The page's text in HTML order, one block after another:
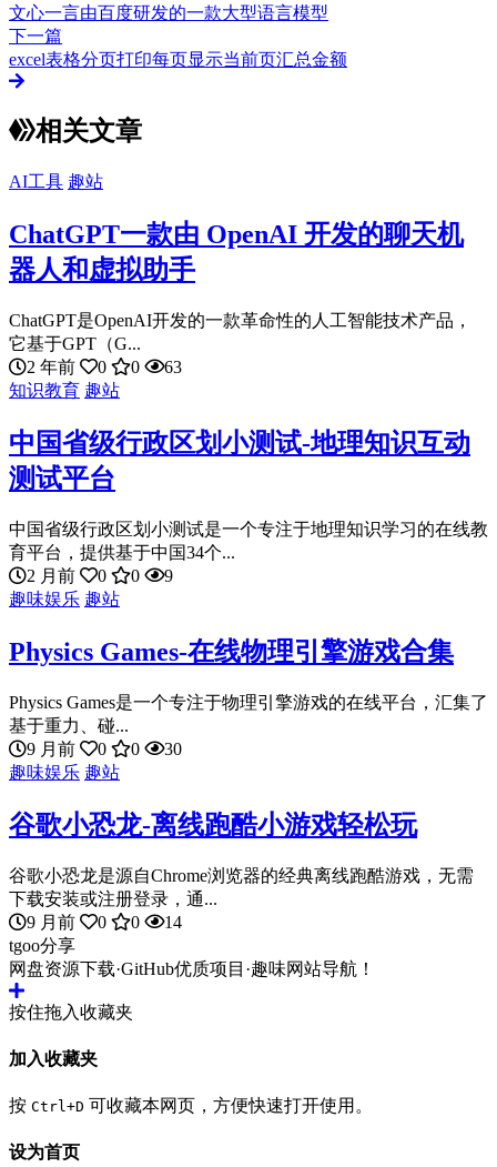
文心一言由百度研发的一款大型语言模型
下一篇
excel表格分页打印每页显示当前页汇总金额
相关文章
AI工具 趣站
ChatGPT一款由 OpenAI 开发的聊天机
器人和虚拟助手
ChatGPT是OpenAI开发的一款革命性的人工智能技术产品，
它基于GPT（G...
2 年前
0 0
63
知识教育 趣站
中国省级行政区划小测试-地理知识互动
测试平台
中国省级行政区划小测试是一个专注于地理知识学习的在线教
育平台，提供基于中国34个...
2 月前
0 0
9
趣味娱乐 趣站
Physics Games-在线物理引擎游戏合集
Physics Games是一个专注于物理引擎游戏的在线平台，汇集了
基于重力、碰...
9 月前
0 0
30
趣味娱乐 趣站
谷歌小恐龙-离线跑酷小游戏轻松玩
谷歌小恐龙是源自Chrome浏览器的经典离线跑酷游戏，无需
下载安装或注册登录，通...
9 月前
0 0
14
tgoo分享
网盘资源下载·GitHub优质项目·趣味网站导航！
按住拖入收藏夹
加入收藏夹
按 Ctrl+D 可收藏本网页，方便快速打开使用。
设为首页